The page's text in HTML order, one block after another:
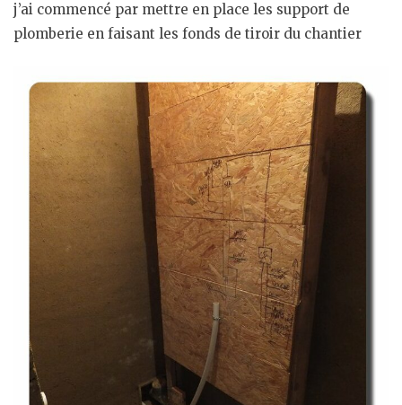
j’ai commencé par mettre en place les support de
plomberie en faisant les fonds de tiroir du chantier